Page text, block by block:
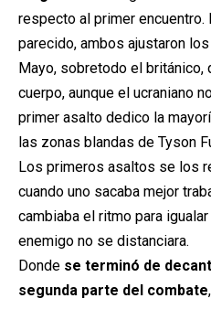
respecto al primer
parecido, ambos ajustaron
Mayo, sobretodo el británico,
cuerpo, aunque el ucraniano
primer asalto dedico la
las zonas blandas de Tyson
Los primeros asaltos se los
cuando uno sacaba mejor
cambiaba el ritmo para
enemigo no se distanciara.
Donde se terminó de
segunda parte del combate